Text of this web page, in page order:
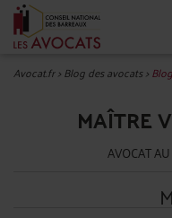
Avocat.fr>Blog des avocats>
MAÎTRE
AVOCAT